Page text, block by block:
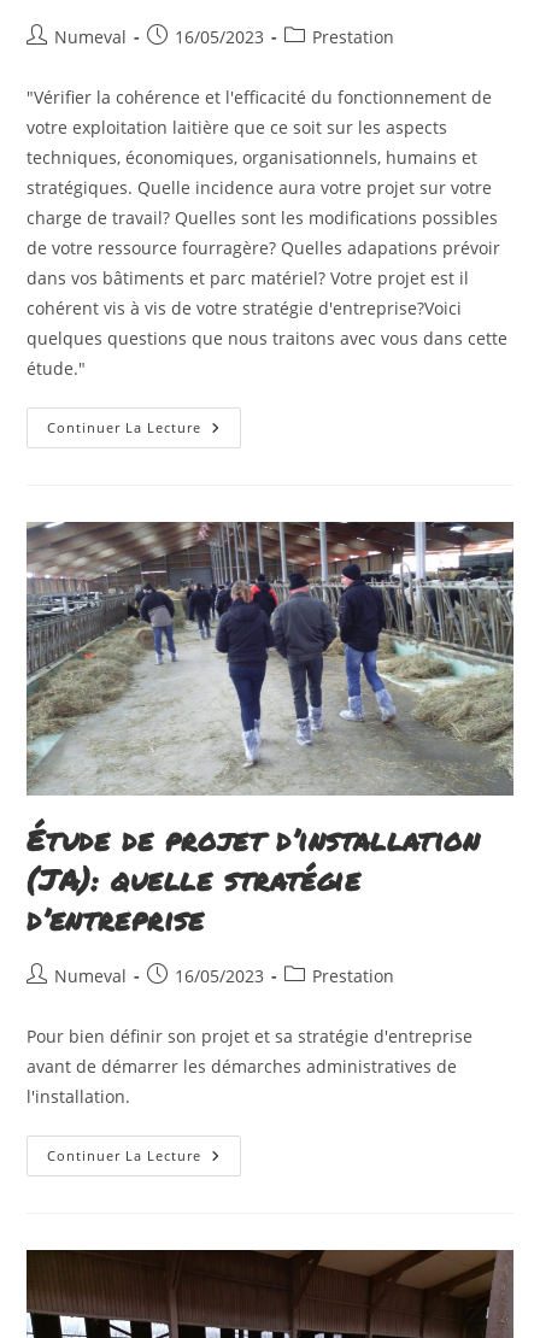
Auteur/autrice
la
Numeval
Publication
16/05/2023
PostPrestation
"Vérifier la cohérence et l'efficacité du fonctionnement de
votre exploitation laitière que ce soit sur les aspects
techniques, économiques, organisationnels, humains et
stratégiques. Quelle incidence aura votre projet sur votre
charge de travail? Quelles sont les modifications possibles
de votre ressource fourragère? Quelles adapations prévoir
dans vos bâtiments et parc matériel? Votre projet est il
cohérent vis à vis de votre stratégie d'entreprise?Voici
quelques questions que nous traitons avec vous dans cette
étude."
Continuer La Lecture Audit
De
Étude de projet d’installation
(JA): quelle stratégie
d’entreprise
Auteur/autrice
la
Numeval
Publication
16/05/2023
PostPrestation
Pour bien définir son projet et sa stratégie d'entreprise
avant de démarrer les démarches administratives de
l'installation.
Continuer La Lecture Étude
De
Stratégie